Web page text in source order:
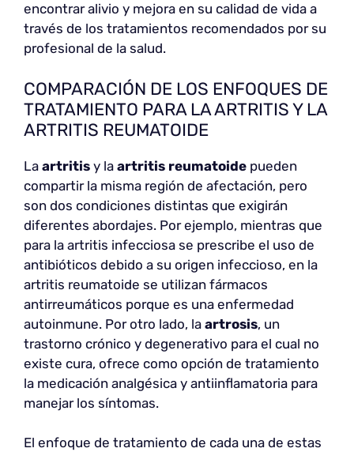
encontrar alivio y mejora en su calidad de vida a
través de los tratamientos recomendados por su
profesional de la salud.
COMPARACIÓN DE LOS ENFOQUES DE
TRATAMIENTO PARA LA ARTRITIS Y LA
ARTRITIS REUMATOIDE
La artritis y la artritis reumatoide pueden
compartir la misma región de afectación, pero
son dos condiciones distintas que exigirán
diferentes abordajes. Por ejemplo, mientras que
para la artritis infecciosa se prescribe el uso de
antibióticos debido a su origen infeccioso, en la
artritis reumatoide se utilizan fármacos
antirreumáticos porque es una enfermedad
autoinmune. Por otro lado, la artrosis, un
trastorno crónico y degenerativo para el cual no
existe cura, ofrece como opción de tratamiento
la medicación analgésica y antiinflamatoria para
manejar los síntomas.
El enfoque de tratamiento de cada una de estas